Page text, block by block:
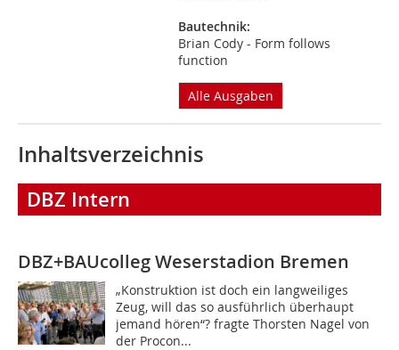
Bautechnik:
Brian Cody - Form follows
function
Alle Ausgaben
Inhaltsverzeichnis
DBZ Intern
DBZ+BAUcollegWeserstadion Bremen
„Konstruktion ist doch ein langweiliges
Zeug, will das so ausführlich überhaupt
jemand hören“? fragte Thorsten Nagel von
der Procon...